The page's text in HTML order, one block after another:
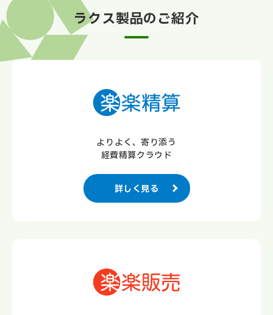
ラクス製品のご紹介
よりよく、寄り添う
経費精算クラウド
詳しく見る